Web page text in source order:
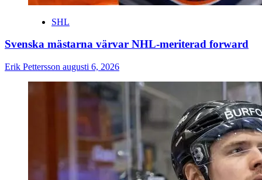
SHL
Svenska mästarna värvar NHL-meriterad forward
Erik Pettersson augusti 6, 2026